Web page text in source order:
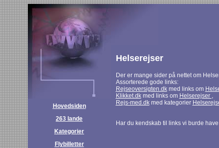
Hovedsiden
263 lande
Kategorier
Flybilletter
Helserejser
Der er mange sider på nettet om
Assorterede gode links:
Rejseoversigten.dkmed links om
Klikket.dkmed links om Helserejser ,
Rejs-med.dkmed kategorier
Har du kendskab til links vi burde